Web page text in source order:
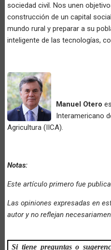
sociedad civil. Nos unen
construcción de un capital
mundo rural y preparar a su
inteligente de las tecnologías,
Manuel Otero
Interamericano
Agricultura (IICA).
Notas:
Este artículo primero fue
Las opiniones expresadas en
autor y no reflejan
Si tiene preguntas o